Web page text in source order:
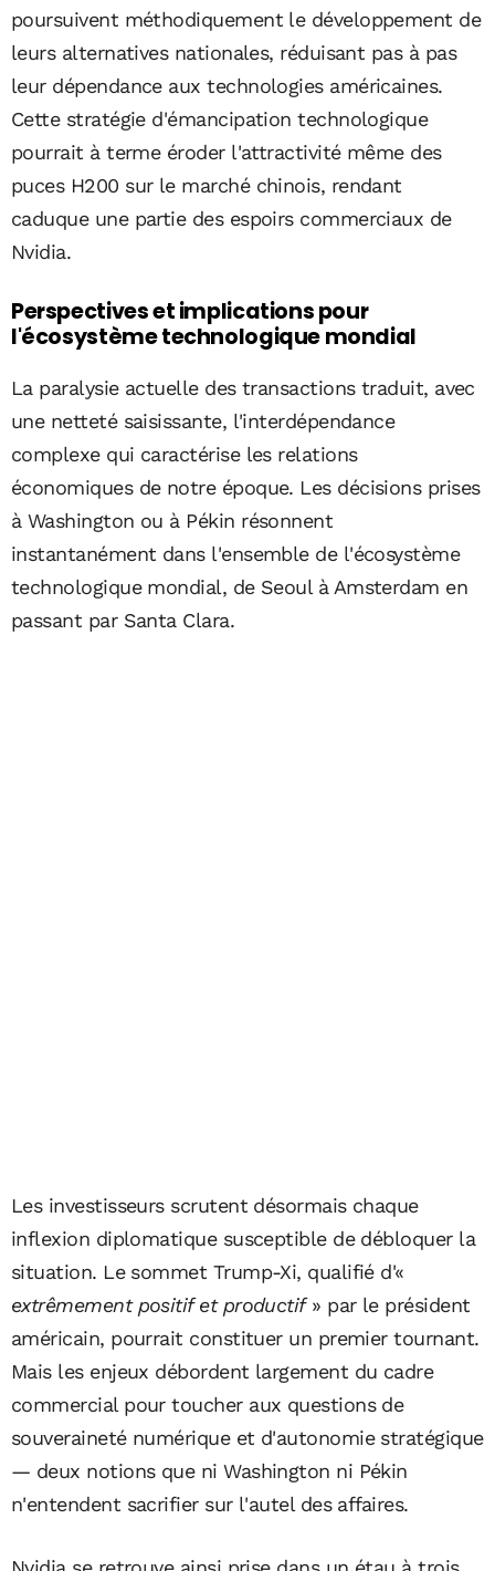
poursuivent méthodiquement le développement de
leurs alternatives nationales, réduisant pas à pas
leur dépendance aux technologies américaines.
Cette stratégie d'émancipation technologique
pourrait à terme éroder l'attractivité même des
puces H200 sur le marché chinois, rendant
caduque une partie des espoirs commerciaux de
Nvidia.
Perspectives et implications pour
l'écosystème technologique mondial
La paralysie actuelle des transactions traduit, avec
une netteté saisissante, l'interdépendance
complexe qui caractérise les relations
économiques de notre époque. Les décisions prises
à Washington ou à Pékin résonnent
instantanément dans l'ensemble de l'écosystème
technologique mondial, de Seoul à Amsterdam en
passant par Santa Clara.
Les investisseurs scrutent désormais chaque
inflexion diplomatique susceptible de débloquer la
situation. Le sommet Trump-Xi, qualifié d'«
extrêmement positif et productif» par le président
américain, pourrait constituer un premier tournant.
Mais les enjeux débordent largement du cadre
commercial pour toucher aux questions de
souveraineté numérique et d'autonomie stratégique
— deux notions que ni Washington ni Pékin
n'entendent sacrifier sur l'autel des affaires.